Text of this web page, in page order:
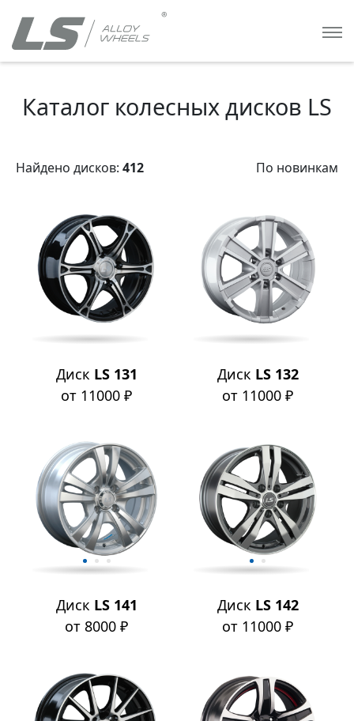
Каталог колесных дисков LS
Найдено дисков: 412 По новинкам
Диск LS 131
от 11000 ₽
Диск LS 132
от 11000 ₽
Диск LS 141
от 8000 ₽
Диск LS 142
от 11000 ₽